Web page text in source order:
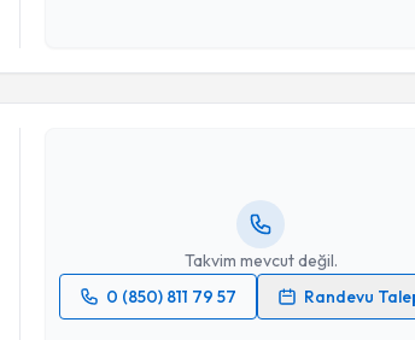
Takvim Talebini Gönder
Takvim mevcut değil.
0 (850) 811 79 57
Randevu